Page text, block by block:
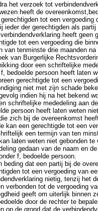
het verzoek tot
heeft de
tot een
ieder der gerechtigden als partij
heeft geen
tot een vergoeding die
van tenminste drie maanden
van Burgerlijke
door een schriftelijke
bedoelde persoon heeft laten
gerechtigde tot een
niet met zijn schade
indien hij na het bekend
schriftelijke mededeling aan
persoon heeft laten weten
zich bij de overeenkomst
kan een gerechtigde tot een
een termijn van ten
laten weten niet gebonden
gedaan van de naam en
f, bedoelde persoon.
beding dat een partij bij de
tot een vergoeding van
nietig, tenzij het
verbonden tot de vergoeding
geeft om uiterlijk binnen
door de rechter te
op de grond dat de